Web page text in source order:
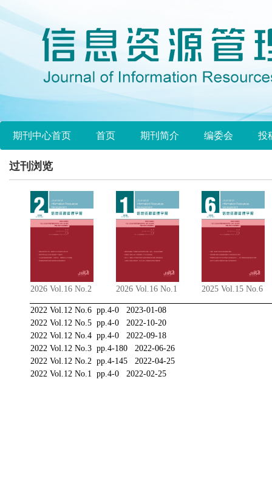
期刊中心首页 首页 期刊简介 编委会 投
过刊浏览
2026 Vol.16 No.2 2026 Vol.16 No.1 2025 Vol.15 No.6
2022 Vol.12 No.6 pp.4-0 2023-01-08
2022 Vol.12 No.5 pp.4-0 2022-10-20
2022 Vol.12 No.4 pp.4-0 2022-09-18
2022 Vol.12 No.3 pp.4-180 2022-06-26
2022 Vol.12 No.2 pp.4-145 2022-04-25
2022 Vol.12 No.1 pp.4-0 2022-02-25